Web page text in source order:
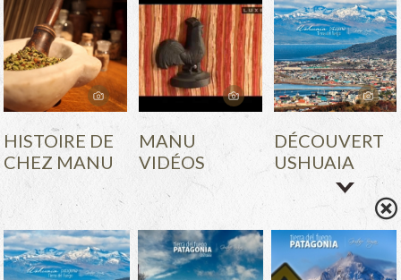
HISTOIRE DE
CHEZ MANU
MANU
VIDÉOS
DÉCOUVERT
USHUAIA